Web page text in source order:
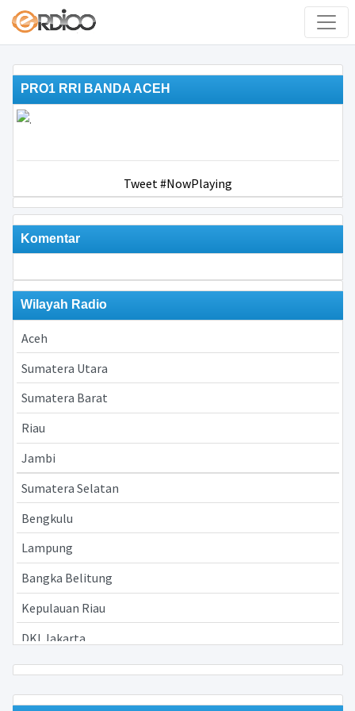
PRO1 RRI BANDA ACEH
Tweet #NowPlaying
Komentar
Wilayah Radio
Aceh
Sumatera Utara
Sumatera Barat
Riau
Jambi
Sumatera Selatan
Bengkulu
Lampung
Bangka Belitung
Kepulauan Riau
DKI Jakarta
Jawa Barat
Jawa Tengah